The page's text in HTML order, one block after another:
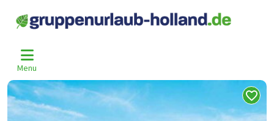
Menu
Home >